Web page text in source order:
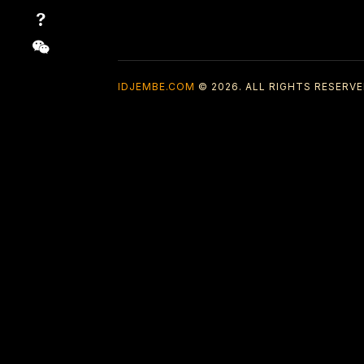
IDJEMBE.COM © 2026. ALL RIGHTS